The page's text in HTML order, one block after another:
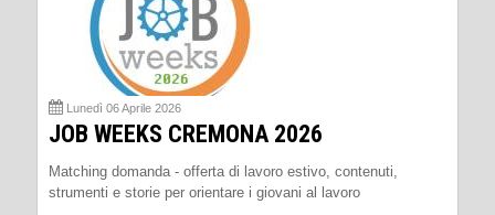
Lunedì 06 Aprile 2026
JOB WEEKS CREMONA 2026
Matching domanda - offerta di lavoro estivo, contenuti,
strumenti e storie per orientare i giovani al lavoro